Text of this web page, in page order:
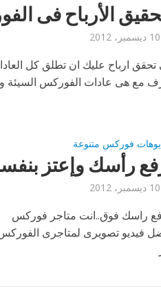
الأرباح فى
10 ديسمبر، 2012
ارباح عليك ان تطلق كل
مع هى عادات الفوركس السيئة و
فوركس متنوعة
رأسك وإعتز
10 ديسمبر، 2012
راسك فوق..انت متاجر فوركس
فيديو تصويرى لمتاجرى